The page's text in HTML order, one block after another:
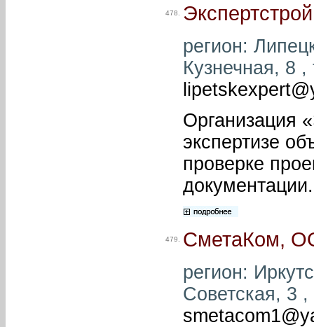
478.
регион:
Кузнечная, 8
Организация
экспертизе
проверке
документации.
479. СметаКом,
регион:
Советская, 3